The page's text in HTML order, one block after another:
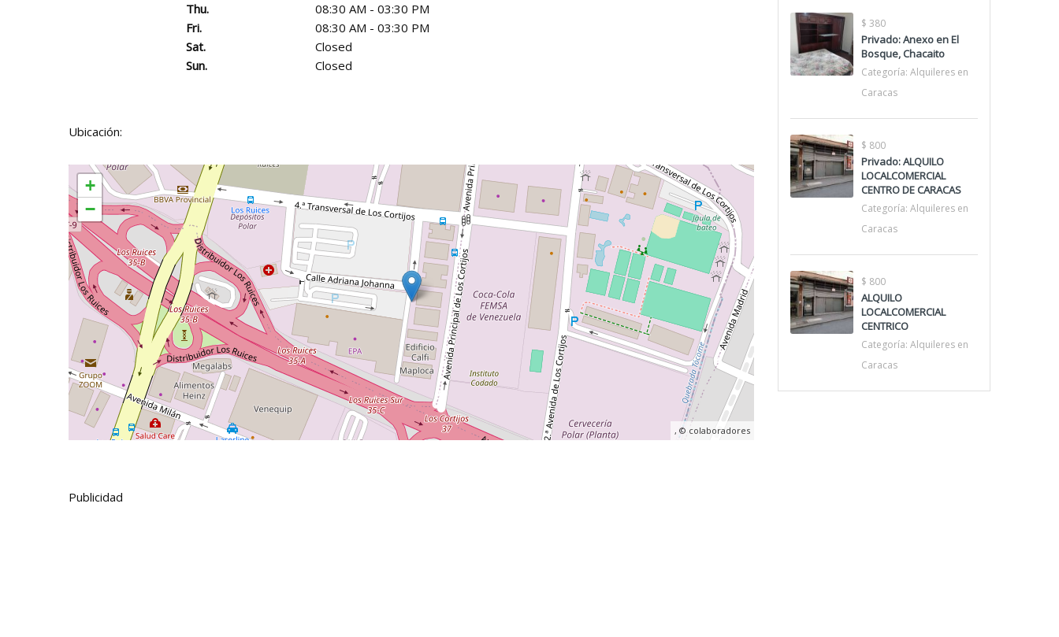
Thu.
08:30 AM - 03:30 PM
Fri.
08:30 AM - 03:30 PM
Sat.
Closed
Sun.
Closed
Ubicación:
+
−
, © colaboradores
Publicidad
$ 380
Privado: Anexo en El
Bosque, Chacaito
Categoría: Alquileres en
Caracas
$ 800
Privado: ALQUILO
LOCALCOMERCIAL
CENTRO DE CARACAS
Categoría: Alquileres en
Caracas
$ 800
ALQUILO
LOCALCOMERCIAL
CENTRICO
Categoría: Alquileres en
Caracas